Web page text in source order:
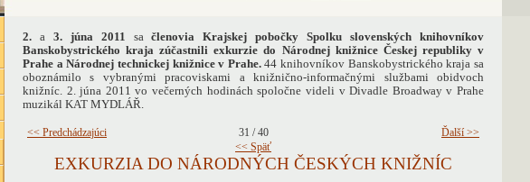
2. a 3. júna 2011 sačlenovia Krajskej pobočky Spolku slovenských knihovníkov
Banskobystrického kraja zúčastnili exkurzie do Národnej knižnice Českej republiky v
Prahe a Národnej technickej knižnice v Prahe.44 knihovníkov Banskobystrického kraja sa
oboznámilo s vybranými pracoviskami a knižnično-informačnými službami obidvoch
knižníc. 2. júna 2011 vo večerných hodinách spoločne videli v Divadle Broadway v Prahe
muzikál KAT MYDLÁŘ.
<< Predchádzajúci 31 / 40
Ďalší >>
<< Späť
EXKURZIA DO NÁRODNÝCH ČESKÝCH KNIŽNÍC